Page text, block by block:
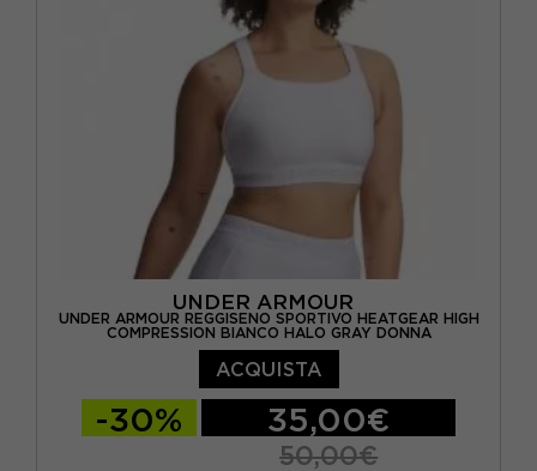
UNDER ARMOUR
UNDER ARMOUR REGGISENO SPORTIVO HEATGEAR HIGH
COMPRESSION BIANCO HALO GRAY DONNA
ACQUISTA
-30% 35,00€
50,00€